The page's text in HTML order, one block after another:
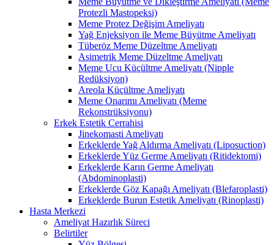
Protezli Mastopeksi)
Meme Protez Değişim Ameliyatı
Yağ Enjeksiyon ile Meme Büyütme Ameliyatı
Tüberöz Meme Düzeltme Ameliyatı
Asimetrik Meme Düzeltme Ameliyatı
Meme Ucu Küçültme Ameliyatı (Nipple
Redüksiyon)
Areola Küçültme Ameliyatı
Meme Onarımı Ameliyatı (Meme
Rekonstrüksiyonu)
Erkek Estetik Cerrahisi
Jinekomasti Ameliyatı
Erkeklerde Yağ Aldırma Ameliyatı (Liposuction)
Erkeklerde Yüz Germe Ameliyatı (Ritidektomi)
Erkeklerde Karın Germe Ameliyatı
(Abdominoplasti)
Erkeklerde Göz Kapağı Ameliyatı (Blefaroplasti)
Erkeklerde Burun Estetik Ameliyatı (Rinoplasti)
Hasta Merkezi
Ameliyat Hazırlık Süreci
Belirtiler